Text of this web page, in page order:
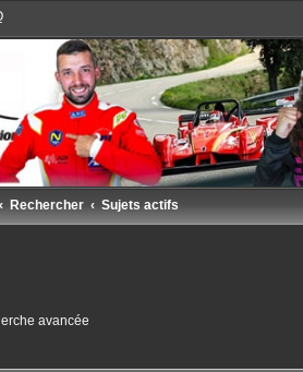
Rechercher Sujets actifs
avancée